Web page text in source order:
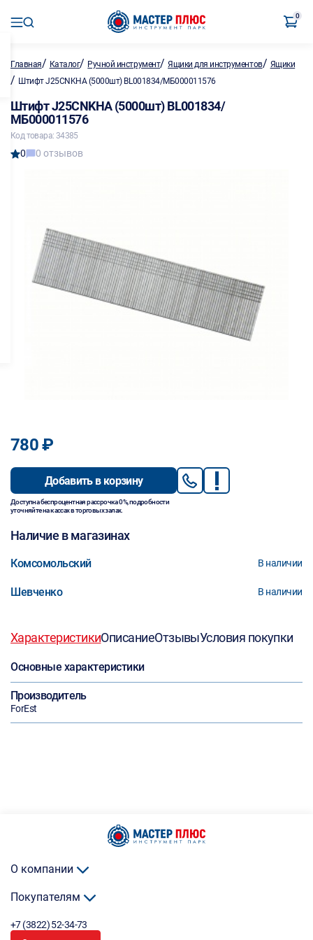
0
Главная/ Каталог/ Ручной инструмент/Ящики для инструментов/ Ящики
/ Штифт J25CNKHA (5000шт) BL001834/МБ000011576
Штифт J25CNKHA (5000шт) BL001834/
МБ000011576
Код товара: 34385
0 0 отзывов
780 ₽
Добавить в корзину
Доступна беспроцентная рассрочка 0%, подробности
уточняйте на кассах в торговых залах.
Наличие в магазинах
Комсомольский В наличии
Шевченко В наличии
ХарактеристикиОписаниеОтзывыУсловия покупки
Основные характеристики
Производитель
ForEst
О компании
Покупателям
+7 (3822) 52-34-73